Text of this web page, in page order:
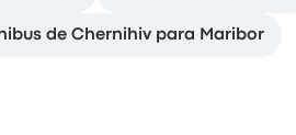
de Chernihiv para Maribor